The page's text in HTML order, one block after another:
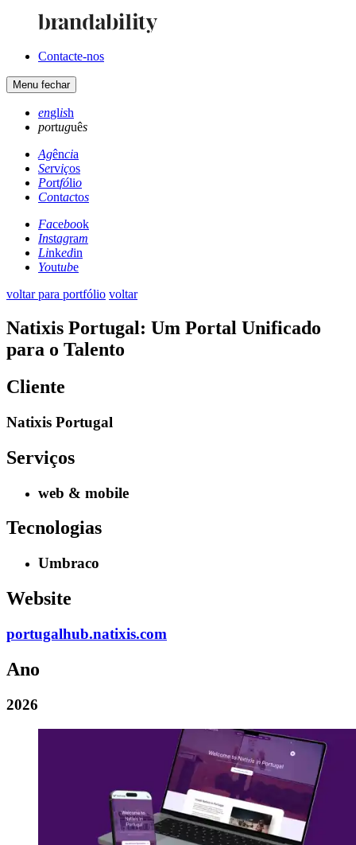
Contacte-nos
Menu fechar
english
português
Agência
Serviços
Portfólio
Contactos
Facebook
Instagram
Linkedin
Youtube
voltar para portfólio voltar
Natixis Portugal: Um Portal Unificado
para o Talento
Cliente
Natixis Portugal
Serviços
web & mobile
Tecnologias
Umbraco
Website
portugalhub.natixis.com
Ano
2026